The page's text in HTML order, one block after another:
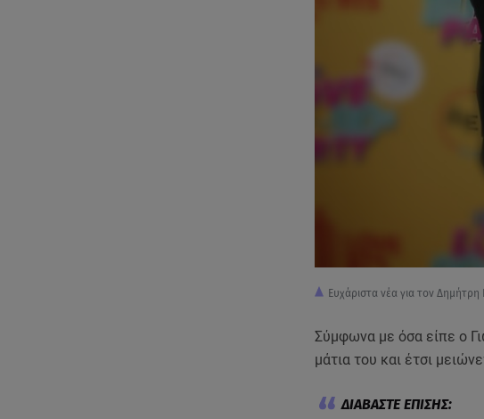
Ευχάριστα νέα για τον Δημήτρη
Σύμφωνα με όσα είπε ο
μάτια του και έτσι